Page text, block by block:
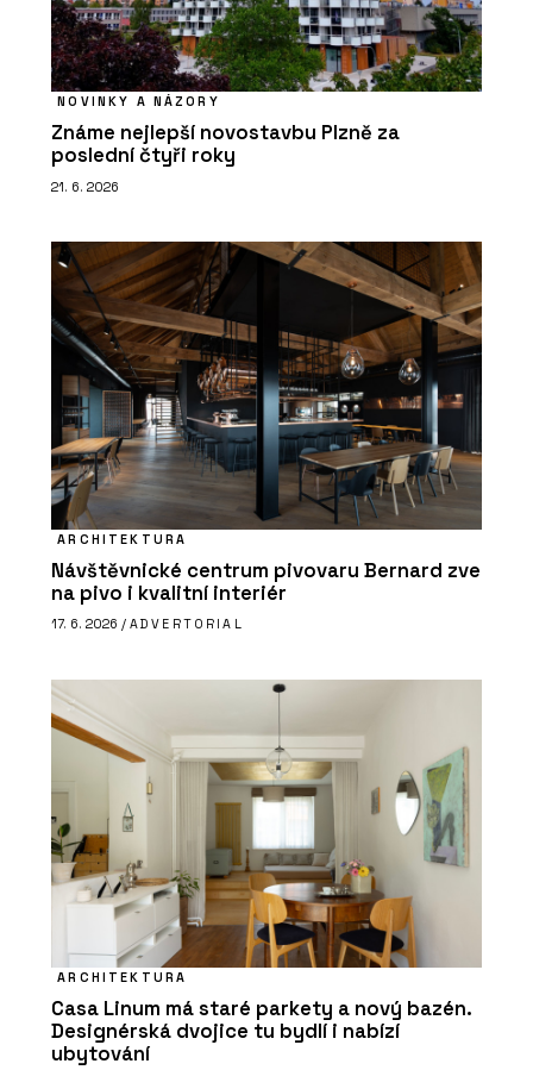
NOVINKY A NÁZORY
Známe nejlepší novostavbu Plzně za
poslední čtyři roky
21. 6. 2026
ARCHITEKTURA
Návštěvnické centrum pivovaru Bernard zve
na pivo i kvalitní interiér
17. 6. 2026 / ADVERTORIAL
ARCHITEKTURA
Casa Linum má staré parkety a nový bazén.
Designérská dvojice tu bydlí i nabízí
ubytování